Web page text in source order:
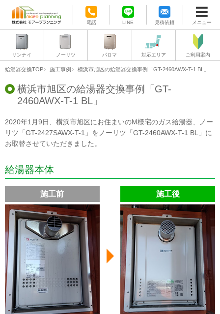
電話 LINE 見積依頼 メニュー
リンナイ ノーリツ パロマ 対応エリア ご利用案内
給湯器交換TOP 施工事例 横浜市旭区の給湯器交換事例「GT-2460AWX-T-1 BL」
横浜市旭区の給湯器交換事例「GT-
2460AWX-T-1 BL」
2020年1月9日、横浜市旭区にお住まいのM様宅のガス給湯器、ノー
リツ「GT-2427SAWX-T-1」をノーリツ「GT-2460AWX-T-1 BL」に
お取替させていただきました。
給湯器本体
施工前 施工後